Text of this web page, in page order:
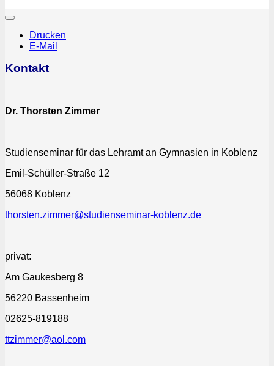
Drucken
E-Mail
Kontakt
Dr. Thorsten Zimmer
Studienseminar für das Lehramt an Gymnasien in Koblenz
Emil-Schüller-Straße 12
56068 Koblenz
thorsten.zimmer@studienseminar-koblenz.de
privat:
Am Gaukesberg 8
56220 Bassenheim
02625-819188
ttzimmer@aol.com